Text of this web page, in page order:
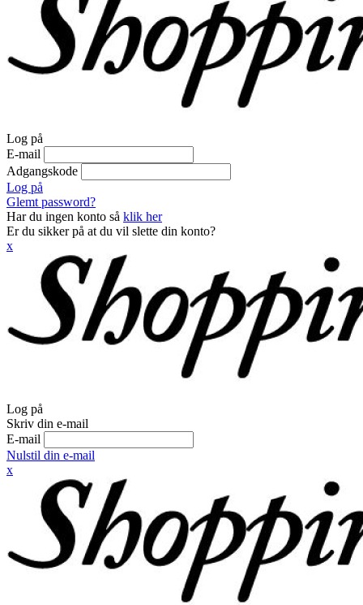
Log på
E-mail
Adgangskode
Log på
Glemt password?
Har du ingen konto så klik her
Er du sikker på at du vil slette din konto?
x
Log på
Skriv din e-mail
E-mail
Nulstil din e-mail
x